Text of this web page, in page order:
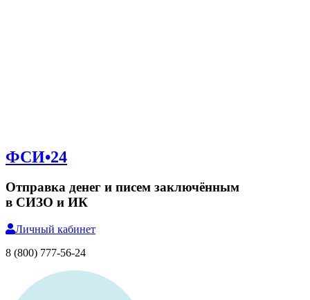
ФСИ•24
Отправка денег и писем заключённым
в СИЗО и ИК
Личный кабинет
8 (800) 777-56-24